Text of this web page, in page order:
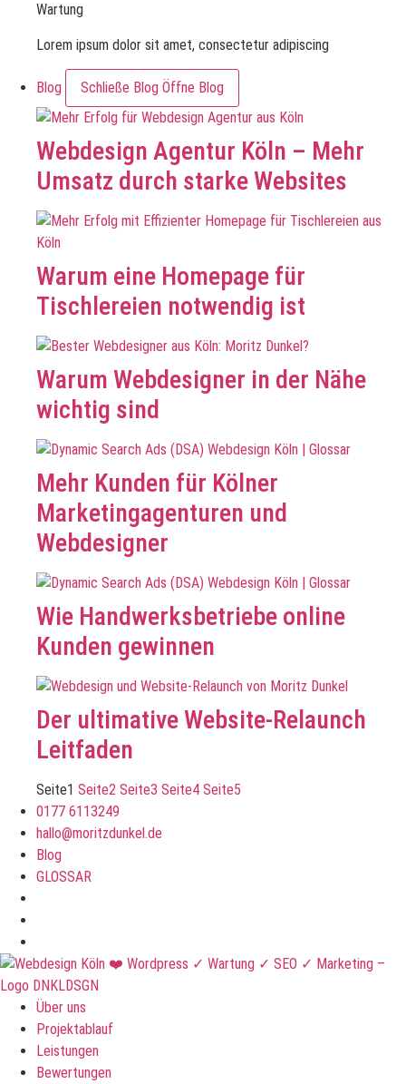
Wartung
Lorem ipsum dolor sit amet, consectetur adipiscing
Blog Schließe Blog Öffne Blog
Webdesign Agentur Köln – Mehr
Umsatz durch starke Websites
Warum eine Homepage für
Tischlereien notwendig ist
Warum Webdesigner in der Nähe
wichtig sind
Mehr Kunden für Kölner
Marketingagenturen und
Webdesigner
Wie Handwerksbetriebe online
Kunden gewinnen
Der ultimative Website-Relaunch
Leitfaden
Seite1 Seite2 Seite3 Seite4 Seite5
0177 6113249
hallo@moritzdunkel.de
Blog
GLOSSAR
Über uns
Projektablauf
Leistungen
Bewertungen